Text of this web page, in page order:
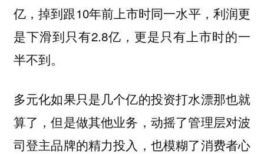
亿，掉到跟10年前上市时同一水平，利润更
是下滑到只有2.8亿，更是只有上市时的一
半不到。
多元化如果只是几个亿的投资打水漂那也就
算了，但是做其他业务，动摇了管理层对波
司登主品牌的精力投入，也模糊了消费者心